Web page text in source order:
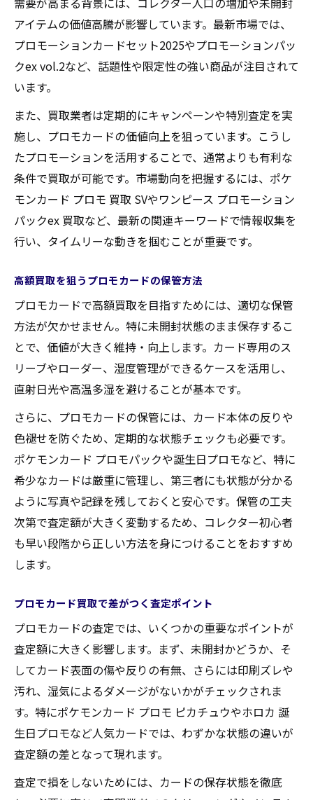
説
買取で有利になる最新プロモパックの特徴
最新プロモパック買取時の注意点と対策
買取チャンスを掴むための情報収集の極意
SNS活用でプロモカード買取情報を見逃さ
ない
最新プロモ買取キャンペーンの探し方を解
説
効率的な情報収集で買取タイミングを逃さ
買取相場を見極めるための情報源活用術
アイテムの価値高騰が影響しています。最新市場では、
プロモーションカードセット2025やプロモーションパッ
クex vol.2など、話題性や限定性の強い商品が注目されて
います。
また、買取業者は定期的にキャンペーンや特別査定を実
施し、プロモカードの価値向上を狙っています。こうし
たプロモーションを活用することで、通常よりも有利な
条件で買取が可能です。市場動向を把握するには、ポケ
モンカード プロモ 買取 SVやワンピース プロモーション
パックex 買取など、最新の関連キーワードで情報収集を
行い、タイムリーな動きを掴むことが重要です。
高額買取を狙うプロモカードの保管方法
プロモカードで高額買取を目指すためには、適切な保管
方法が欠かせません。特に未開封状態のまま保存するこ
とで、価値が大きく維持・向上します。カード専用のス
リーブやローダー、湿度管理ができるケースを活用し、
直射日光や高温多湿を避けることが基本です。
さらに、プロモカードの保管には、カード本体の反りや
色褪せを防ぐため、定期的な状態チェックも必要です。
ポケモンカード プロモパックや誕生日プロモなど、特に
希少なカードは厳重に管理し、第三者にも状態が分かる
ように写真や記録を残しておくと安心です。保管の工夫
次第で査定額が大きく変動するため、コレクター初心者
も早い段階から正しい方法を身につけることをおすすめ
します。
プロモカード買取で差がつく査定ポイント
プロモカードの査定では、いくつかの重要なポイントが
査定額に大きく影響します。まず、未開封かどうか、そ
してカード表面の傷や反りの有無、さらには印刷ズレや
汚れ、湿気によるダメージがないかがチェックされま
す。特にポケモンカード プロモ ピカチュウやホロカ 誕
生日プロモなど人気カードでは、わずかな状態の違いが
査定額の差となって現れます。
査定で損をしないためには、カードの保存状態を徹底